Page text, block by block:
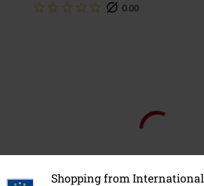
Shopping from International
0.00